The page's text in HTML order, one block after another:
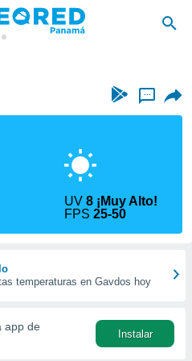
...
UV8 ¡Muy Alto!
FPS25-50
temperaturas en Gavdos hoy
app de
Instalar